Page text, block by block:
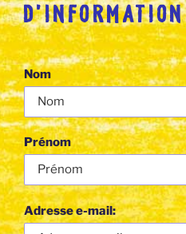
D’INFORMATION
Nom
Prénom
Adresse e-mail: